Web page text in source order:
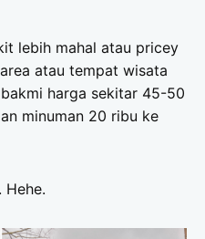
lebih mahal atau pricey
atau tempat wisata
harga sekitar 45-50
minuman 20 ribu ke
Hehe.